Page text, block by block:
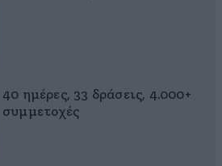
40 ημέρες, 33 δράσεις, 4.000+
συμμετοχές